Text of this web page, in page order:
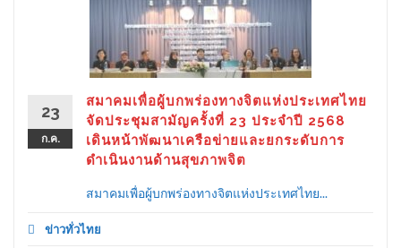
23
ก.ค.
สมาคมเพื่อผู้บกพร่องทางจิตแห่งประเทศไทย
จัดประชุมสามัญครั้งที่ 23 ประจำปี 2568
เดินหน้าพัฒนาเครือข่ายและยกระดับการ
ดำเนินงานด้านสุขภาพจิต
สมาคมเพื่อผู้บกพร่องทางจิตแห่งประเทศไทย...
ข่าวทั่วไทย